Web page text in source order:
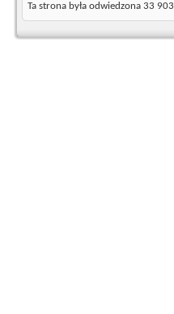
Ta strona była odwiedzona 33 903